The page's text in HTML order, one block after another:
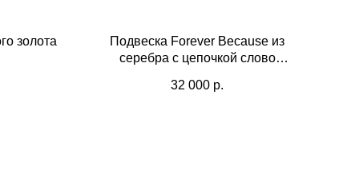
золота
Подвеска Forever Because из
серебра с цепочкой слово
32 000 р.